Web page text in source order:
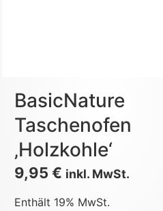
BasicNature
Taschenofen
‚Holzkohle‘
9,95€ inkl. MwSt.
Enthält 19% MwSt.